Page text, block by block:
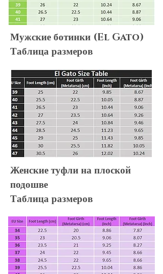
Мужские ботинки (El Gato)
Таблица размеров
Женские туфли на плоской
подошве
Таблица размеров